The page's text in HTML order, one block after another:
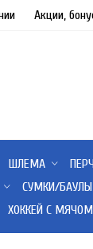
Акции,
ШЛЕМА
СУМКИ/БАУЛЫ
ХОККЕЙ С МЯЧОМ